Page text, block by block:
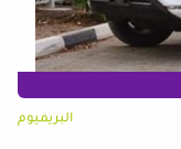
البريميوم